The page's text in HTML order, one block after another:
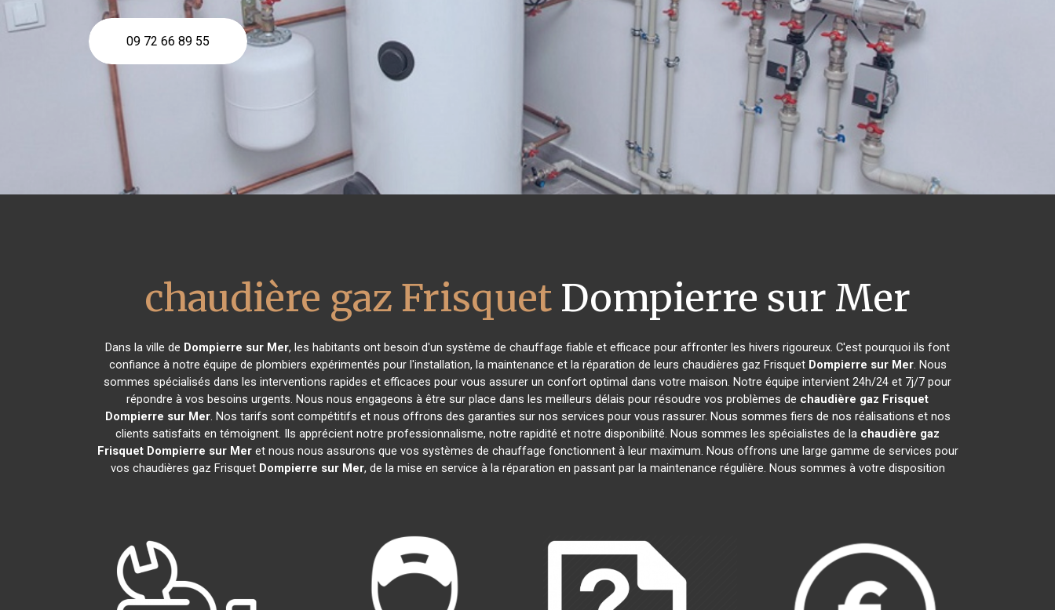
09 72 66 89 55
chaudière gaz Frisquet Dompierre sur Mer
Dans la ville de Dompierre sur Mer, les habitants ont besoin d'un système de chauffage fiable et efficace pour affronter les hivers rigoureux. C'est pourquoi ils font
confiance à notre équipe de plombiers expérimentés pour l'installation, la maintenance et la réparation de leurs chaudières gaz Frisquet Dompierre sur Mer. Nous
sommes spécialisés dans les interventions rapides et efficaces pour vous assurer un confort optimal dans votre maison. Notre équipe intervient 24h/24 et 7j/7 pour
répondre à vos besoins urgents. Nous nous engageons à être sur place dans les meilleurs délais pour résoudre vos problèmes de chaudière gaz Frisquet
Dompierre sur Mer. Nos tarifs sont compétitifs et nous offrons des garanties sur nos services pour vous rassurer. Nous sommes fiers de nos réalisations et nos
clients satisfaits en témoignent. Ils apprécient notre professionnalisme, notre rapidité et notre disponibilité. Nous sommes les spécialistes de la chaudière gaz
Frisquet Dompierre sur Meret nous nous assurons que vos systèmes de chauffage fonctionnent à leur maximum. Nous offrons une large gamme de services pour
vos chaudières gaz Frisquet Dompierre sur Mer, de la mise en service à la réparation en passant par la maintenance régulière. Nous sommes à votre disposition